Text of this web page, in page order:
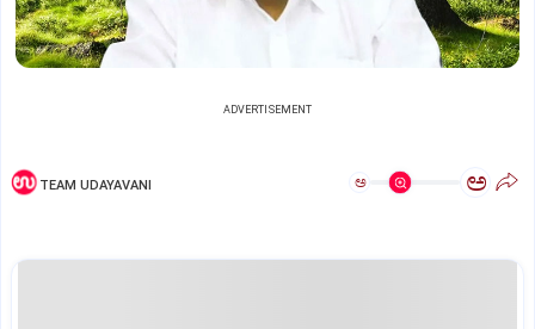
ADVERTISEMENT
TEAM UDAYAVANI ಅ ಅ